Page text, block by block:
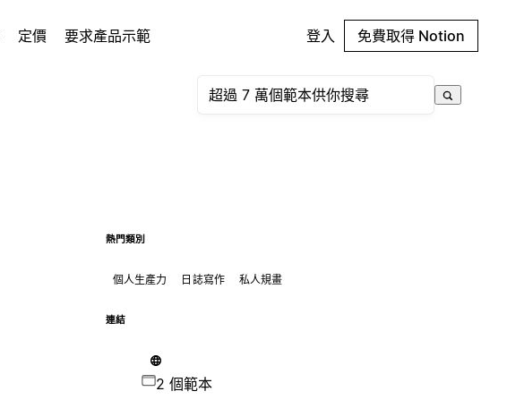
定價 要求產品示範 登入 免費取得 Notion
熱門類別
個人生產力 日誌寫作 私人規畫
連結
2 個範本